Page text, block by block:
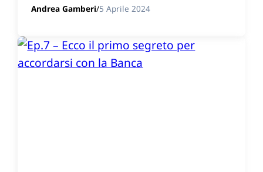
Andrea Gamberi/5 Aprile 2024